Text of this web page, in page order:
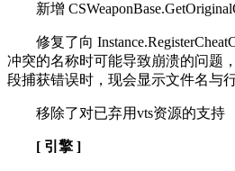
新增
修复了向
冲突的名称时可能导致崩溃的问题
段捕获错误时，现会显示文件名与
移除了对已弃用vts资源的支持
[ 引擎 ]